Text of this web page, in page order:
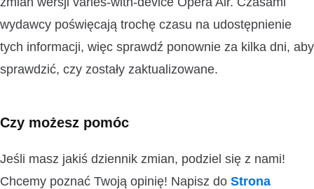
wydawcy poświęcają trochę czasu na udostępnienie
tych informacji, więc sprawdź ponownie za kilka dni, aby
sprawdzić, czy zostały zaktualizowane.
Czy możesz pomóc
Jeśli masz jakiś dziennik zmian, podziel się z nami!
Chcemy poznać Twoją opinię! Napisz do Strona